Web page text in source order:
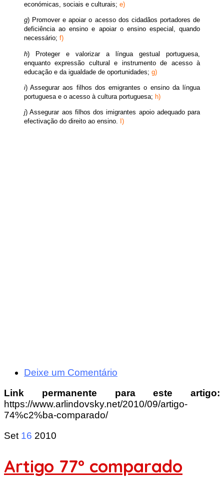
económicas, sociais e culturais; e)
g) Promover e apoiar o acesso dos cidadãos portadores de
deficiência ao ensino e apoiar o ensino especial, quando
necessário; f)
h) Proteger e valorizar a língua gestual portuguesa,
enquanto expressão cultural e instrumento de acesso à
educação e da igualdade de oportunidades; g)
i) Assegurar aos filhos dos emigrantes o ensino da língua
portuguesa e o acesso à cultura portuguesa; h)
j) Assegurar aos filhos dos imigrantes apoio adequado para
efectivação do direito ao ensino. I)
Deixe um Comentário
Link permanente para este artigo:
https://www.arlindovsky.net/2010/09/artigo-
74%c2%ba-comparado/
Set 16 2010
Artigo 77º comparado